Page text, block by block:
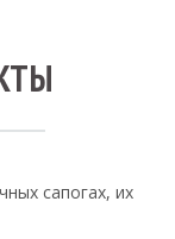
сапогах, их